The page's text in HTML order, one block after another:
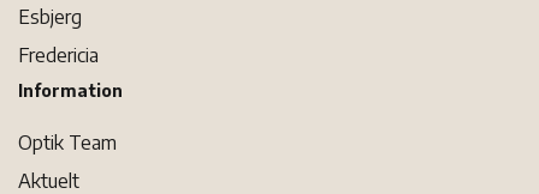
Esbjerg
Fredericia
Information
Optik Team
Aktuelt